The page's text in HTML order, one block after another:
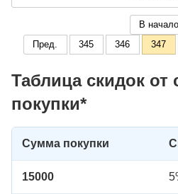
В начало
Пред.
345 346 347
Таблица скидок
покупки*
Сумма покупки
15000